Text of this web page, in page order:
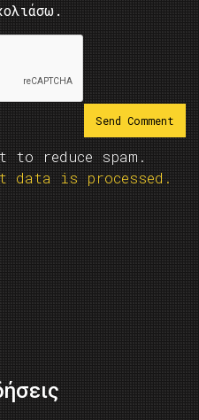
to reduce spam.
data is processed.